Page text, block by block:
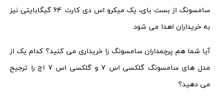
سامسونگ از بست بای، یک میکرو اس دی کارت 64 گیگابایتی نیز
به خریداران اهدا می شود.
آیا شما هم پرچمداران سامسونگ را خریداری می کنید؟ کدام یک از
مدل های سامسونگ گلکسی اس 7 و گلکسی اس 7 اج را ترجیح
می دهید؟